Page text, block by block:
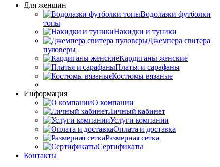
Для женщин
Водолазки футболки
топы
Накидки и туники
Джемпера свитера
пуловеры
Кардиганы женские
Платья и сарафаны
Костюмы вязаные
Информация
О компании
Личный кабинет
Услуги компании
Оплата и доставка
Размерная сетка
Сертификаты
Контакты